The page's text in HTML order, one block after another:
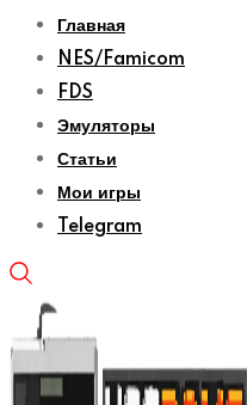
Главная
NES/Famicom
FDS
Эмуляторы
Статьи
Мои игры
Telegram